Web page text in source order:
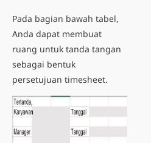
Pada bagian bawah tabel,
Anda dapat membuat
ruang untuk tanda tangan
sebagai bentuk
persetujuan timesheet.